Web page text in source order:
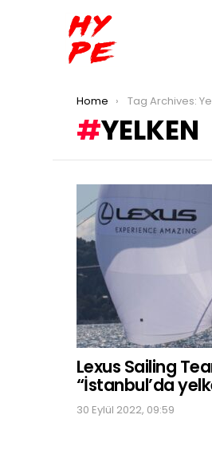
You are here:
Home Tag Archives:
YELKEN
LATEST
STORIES
Lexus Sailing
“İstanbul’da
30 Eylül 2022, 09:59